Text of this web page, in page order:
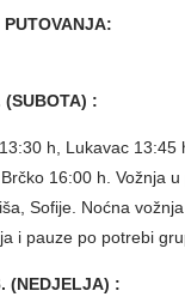
(SUBOTA) :
h, Lukavac 13:45
16:00 h. Vožnja
Sofije. Noćna
i pauze po potrebi
(NEDJELJA) :